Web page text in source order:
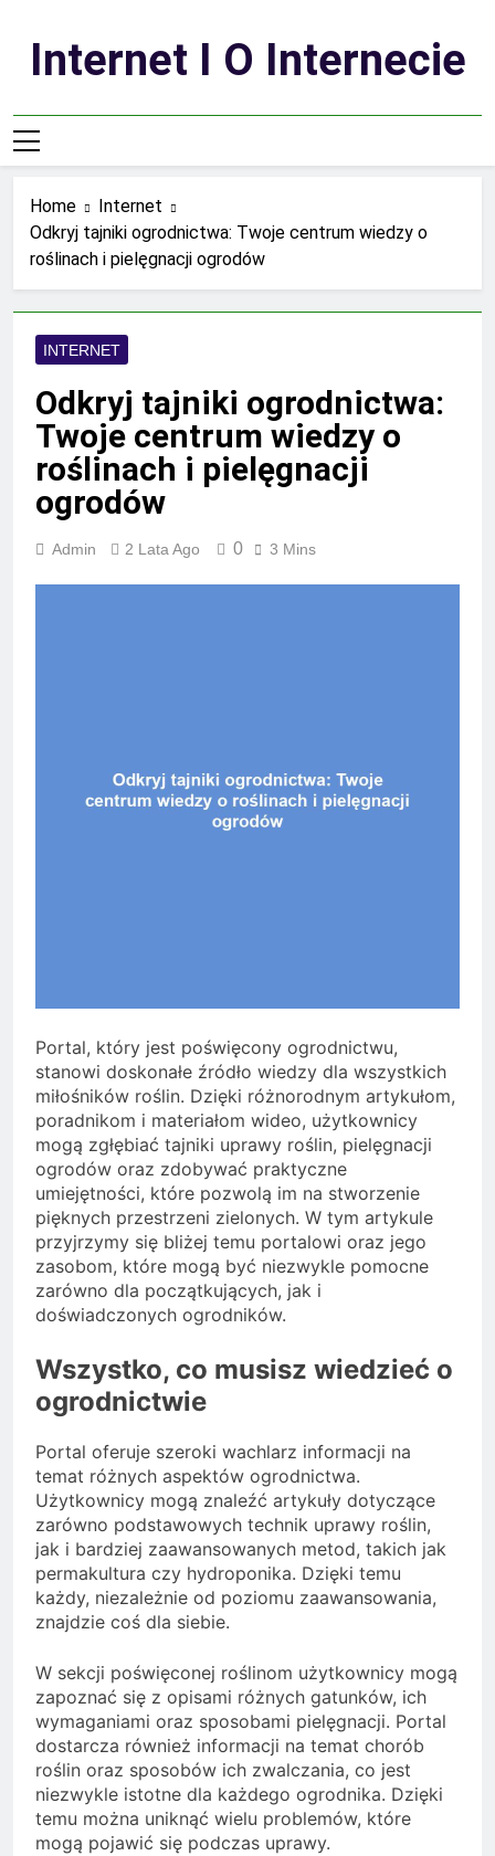
contentInternet I O Internecie
Home
Internet
Odkryj tajniki ogrodnictwa: Twoje centrum wiedzy o
roślinach i pielęgnacji ogrodów
INTERNET
Odkryj tajniki ogrodnictwa:
Twoje centrum wiedzy o
roślinach i pielęgnacji
ogrodów
Admin 2 Lata Ago 0 3 Mins
Portal, który jest poświęcony ogrodnictwu,
stanowi doskonałe źródło wiedzy dla wszystkich
miłośników roślin. Dzięki różnorodnym artykułom,
poradnikom i materiałom wideo, użytkownicy
mogą zgłębiać tajniki uprawy roślin, pielęgnacji
ogrodów oraz zdobywać praktyczne
umiejętności, które pozwolą im na stworzenie
pięknych przestrzeni zielonych. W tym artykule
przyjrzymy się bliżej temu portalowi oraz jego
zasobom, które mogą być niezwykle pomocne
zarówno dla początkujących, jak i
doświadczonych ogrodników.
Wszystko, co musisz wiedzieć o
ogrodnictwie
Portal oferuje szeroki wachlarz informacji na
temat różnych aspektów ogrodnictwa.
Użytkownicy mogą znaleźć artykuły dotyczące
zarówno podstawowych technik uprawy roślin,
jak i bardziej zaawansowanych metod, takich jak
permakultura czy hydroponika. Dzięki temu
każdy, niezależnie od poziomu zaawansowania,
znajdzie coś dla siebie.
W sekcji poświęconej roślinom użytkownicy mogą
zapoznać się z opisami różnych gatunków, ich
wymaganiami oraz sposobami pielęgnacji. Portal
dostarcza również informacji na temat chorób
roślin oraz sposobów ich zwalczania, co jest
niezwykle istotne dla każdego ogrodnika. Dzięki
temu można uniknąć wielu problemów, które
mogą pojawić się podczas uprawy.